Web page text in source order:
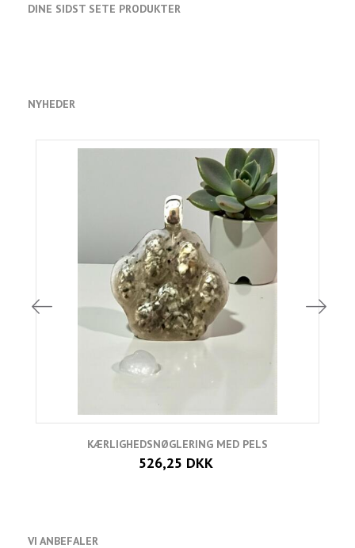
DINE SIDST SETE PRODUKTER
NYHEDER
KÆRLIGHEDSNØGLERING MED PELS
526,25 DKK
VI ANBEFALER